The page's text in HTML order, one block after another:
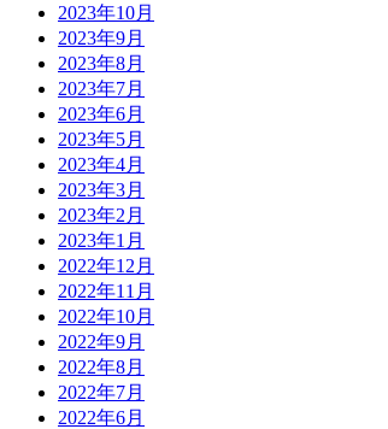
2023年10月
2023年9月
2023年8月
2023年7月
2023年6月
2023年5月
2023年4月
2023年3月
2023年2月
2023年1月
2022年12月
2022年11月
2022年10月
2022年9月
2022年8月
2022年7月
2022年6月